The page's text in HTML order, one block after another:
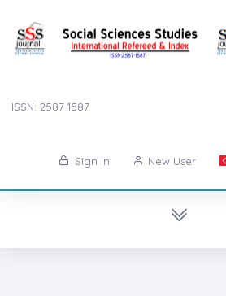
ISSN: 2587-1587
Sign in New User